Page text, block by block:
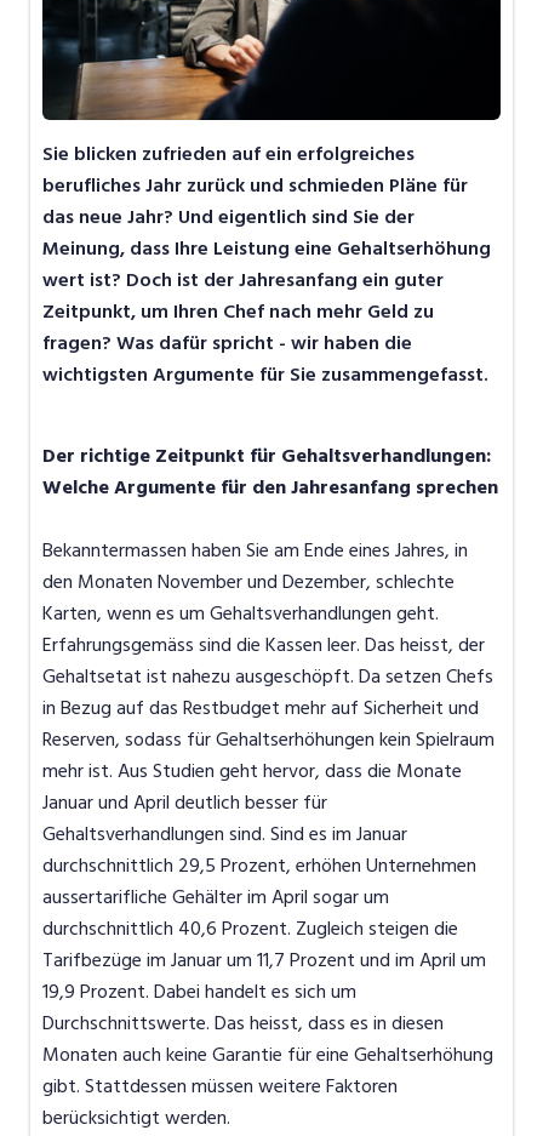
Sie blicken zufrieden auf ein erfolgreiches
berufliches Jahr zurück und schmieden Pläne für
das neue Jahr? Und eigentlich sind Sie der
Meinung, dass Ihre Leistung eine Gehaltserhöhung
wert ist? Doch ist der Jahresanfang ein guter
Zeitpunkt, um Ihren Chef nach mehr Geld zu
fragen? Was dafür spricht - wir haben die
wichtigsten Argumente für Sie zusammengefasst.
Der richtige Zeitpunkt für Gehaltsverhandlungen:
Welche Argumente für den Jahresanfang sprechen
Bekanntermassen haben Sie am Ende eines Jahres, in
den Monaten November und Dezember, schlechte
Karten, wenn es um Gehaltsverhandlungen geht.
Erfahrungsgemäss sind die Kassen leer. Das heisst, der
Gehaltsetat ist nahezu ausgeschöpft. Da setzen Chefs
in Bezug auf das Restbudget mehr auf Sicherheit und
Reserven, sodass für Gehaltserhöhungen kein Spielraum
mehr ist. Aus Studien geht hervor, dass die Monate
Januar und April deutlich besser für
Gehaltsverhandlungen sind. Sind es im Januar
durchschnittlich 29,5 Prozent, erhöhen Unternehmen
aussertarifliche Gehälter im April sogar um
durchschnittlich 40,6 Prozent. Zugleich steigen die
Tarifbezüge im Januar um 11,7 Prozent und im April um
19,9 Prozent. Dabei handelt es sich um
Durchschnittswerte. Das heisst, dass es in diesen
Monaten auch keine Garantie für eine Gehaltserhöhung
gibt. Stattdessen müssen weitere Faktoren
berücksichtigt werden.